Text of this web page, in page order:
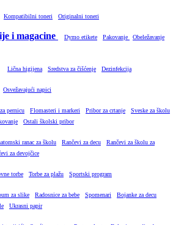
Kompatibilni toneri Originalni toneri
i magacine Dymo etikete Pakovanje
Obeležavanje
Lična higijena Sredstva za čišćenje Dezinfekcija
Osvežavajući napici
pernicu Flomasteri i markeri Pribor za crtanje
Sveske za školu
Ostali školski pribor
ranac za školu Rančevi za decu
Rančevi za školu za
za devojčice
torbe Torbe za plažu Sportski program
za slike Radosnice za bebe Spomenari
Bojanke za decu
Ukrasni papir